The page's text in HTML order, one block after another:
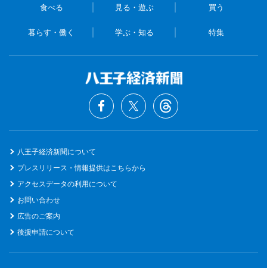
食べる 見る・遊ぶ 買う
暮らす・働く 学ぶ・知る 特集
八王子経済新聞について
プレスリリース・情報提供はこちらから
アクセスデータの利用について
お問い合わせ
広告のご案内
後援申請について